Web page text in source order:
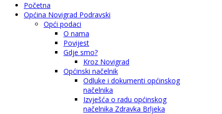
Početna
Općina Novigrad Podravski
Opći podaci
O nama
Povijest
Gdje smo?
Kroz Novigrad
Općinski načelnik
Odluke i dokumenti općinskog
načelnika
Izvješća o radu općinskog
načelnika Zdravka Brljeka